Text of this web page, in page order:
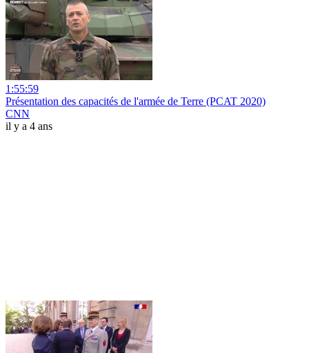
1:55:59
Présentation des capacités de l'armée de Terre (PCAT 2020)
CNN
il y a 4 ans